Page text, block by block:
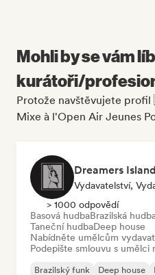
Mohli by se vám
kurátoři/
Protože navštěvujete
Mixe à l'Open Air Jeunes
Dreamers
Vydavatelství,
> 1000 odpovědí
Basová hudbaBrazilská
Taneční hudbaDeep house
Nabídněte umělcům
Podepište smlouvu s
Brazilský funk Deep house